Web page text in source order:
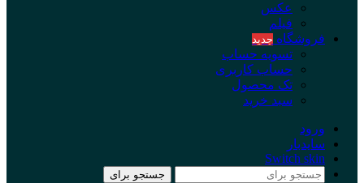
عکس
فیلم
فروشگاه جدید
تسویه حساب
حساب کاربری
تک محصول
سبد خرید
ورود
سایدبار
Switch skin
جستجو برای